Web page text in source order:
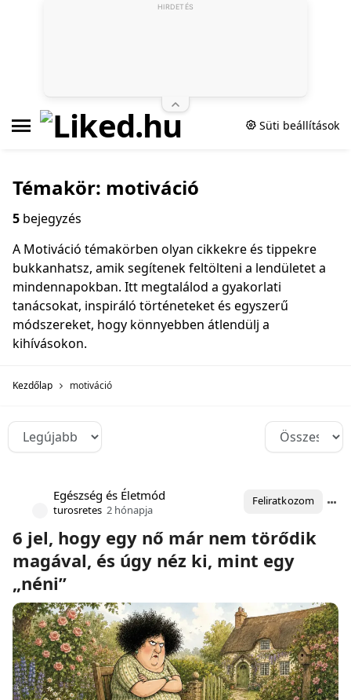
Süti beállítások
Témakör: motiváció
5 bejegyzés
A Motiváció témakörben olyan cikkekre és tippekre
bukkanhatsz, amik segítenek feltölteni a lendületet a
mindennapokban. Itt megtalálod a gyakorlati
tanácsokat, inspiráló történeteket és egyszerű
módszereket, hogy könnyebben átlendülj a
kihívásokon.
Kezdőlap motiváció
Egészség és Életmód
turosretes 2 hónapja
Feliratkozom
6 jel, hogy egy nő már nem törődik
magával, és úgy néz ki, mint egy
„néni”
HIRDETÉS